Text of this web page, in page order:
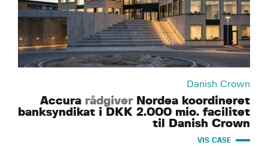
Danish Crown
Accura rådgiverNordea koordineret
banksyndikat i DKK 2.000 mio. facilitet
til Danish Crown
VIS CASE